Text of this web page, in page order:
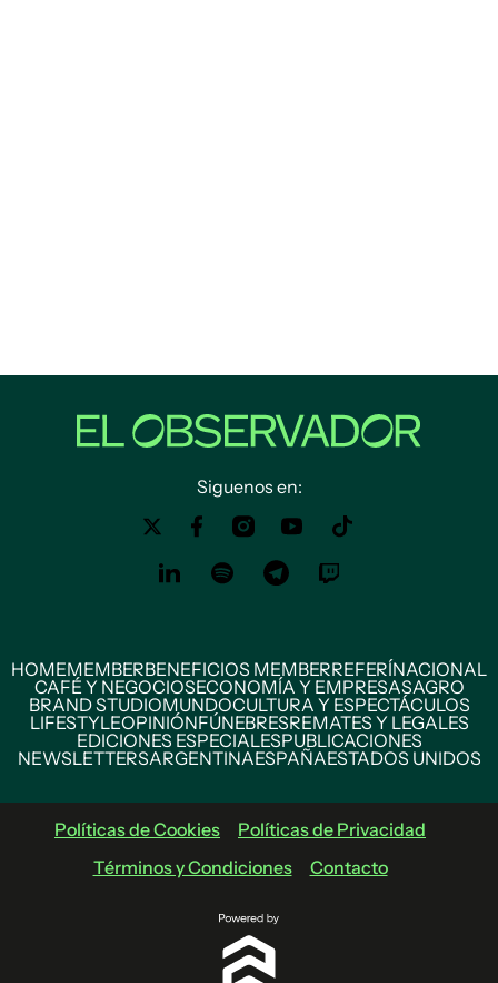
Siguenos en:
HOMEMEMBERBENEFICIOS MEMBERREFERÍNACIONAL
CAFÉ Y NEGOCIOSECONOMÍA Y EMPRESASAGRO
BRAND STUDIOMUNDOCULTURA Y ESPECTÁCULOS
LIFESTYLEOPINIÓNFÚNEBRESREMATES Y LEGALES
EDICIONES ESPECIALESPUBLICACIONES
NEWSLETTERSARGENTINAESPAÑAESTADOS UNIDOS
Políticas de Cookies
Políticas de Privacidad
Términos y Condiciones
Contacto